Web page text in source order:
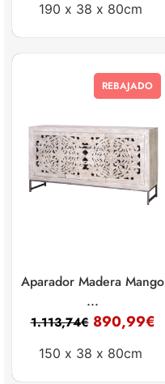
190 x 38 x 80cm
REBAJADO
Aparador Madera Mango
...
1.113,74€ 890,99€
150 x 38 x 80cm